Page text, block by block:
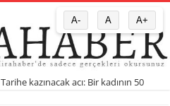
Tarihe kazınacak acı: Bir kadının 50
A- A A+